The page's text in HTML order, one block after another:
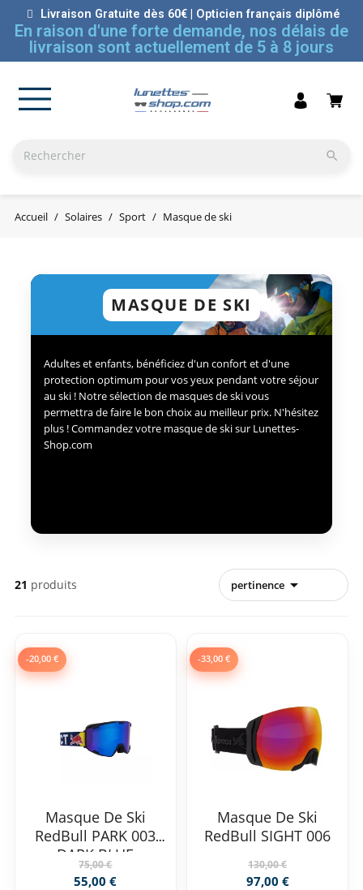
Livraison Gratuite dès 60€ | Opticien français diplômé
En raison d'une forte demande, nos délais de
livraison sont actuellement de 5 à 8 jours

Accueil Solaires Sport Masque de ski
MASQUE DE SKI
Adultes et enfants, bénéficiez d'un confort et d'une
protection optimum pour vos yeux pendant votre séjour
au ski ! Notre sélection de masques de ski vous
permettra de faire le bon choix au meilleur prix. N'hésitez
plus ! Commandez votre masque de ski sur Lunettes-
Shop.com
21 produits pertinence 
-20,00 €
Masque De Ski
RedBull PARK 003
DARK BLUE
75,00 €
55,00 €
-33,00 €
Masque De Ski
RedBull SIGHT 006
130,00 €
97,00 €